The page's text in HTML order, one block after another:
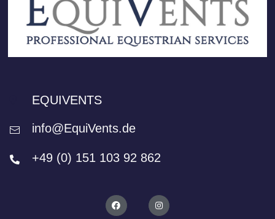
EQUIVENTS
info@EquiVents.de
+49 (0) 151 103 92 862